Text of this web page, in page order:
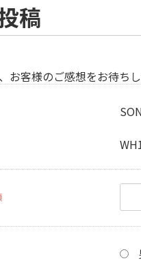
稿
お客様のご感想をお待ちし